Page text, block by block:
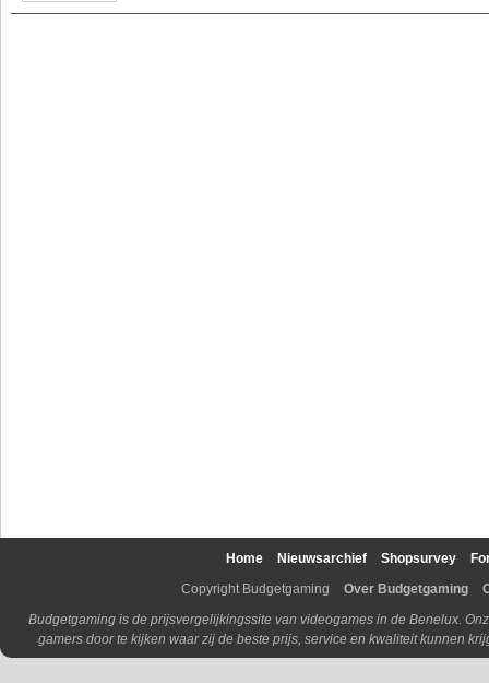
Home Nieuwsarchief Shopsurvey
Copyright Budgetgaming
Over Budgetgaming
Budgetgaming is de prijsvergelijkingssite van videogames in de Benelux.
gamers door te kijken waar zij de beste prijs, service en kwaliteit kunnen